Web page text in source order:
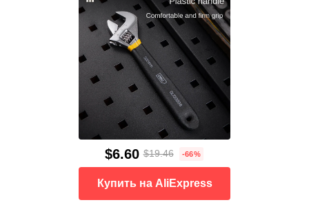
$6.60 $19.46 -66%
Купить на AliExpress